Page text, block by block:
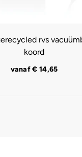
rvs
koord
vanaf€ 14,65